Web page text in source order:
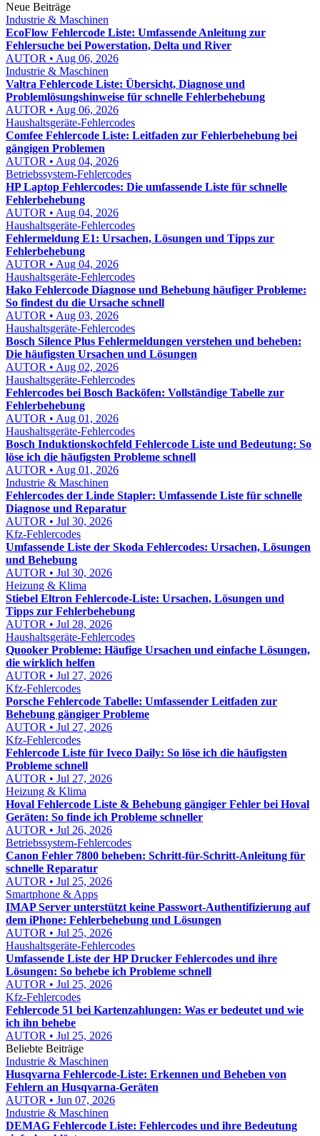
Neue Beiträge
Industrie & Maschinen
EcoFlow Fehlercode Liste: Umfassende Anleitung zur
Fehlersuche bei Powerstation, Delta und River
AUTOR • Aug 06, 2026
Industrie & Maschinen
Valtra Fehlercode Liste: Übersicht, Diagnose und
Problemlösungshinweise für schnelle Fehlerbehebung
AUTOR • Aug 06, 2026
Haushaltsgeräte-Fehlercodes
Comfee Fehlercode Liste: Leitfaden zur Fehlerbehebung bei
gängigen Problemen
AUTOR • Aug 04, 2026
Betriebssystem-Fehlercodes
HP Laptop Fehlercodes: Die umfassende Liste für schnelle
Fehlerbehebung
AUTOR • Aug 04, 2026
Haushaltsgeräte-Fehlercodes
Fehlermeldung E1: Ursachen, Lösungen und Tipps zur
Fehlerbehebung
AUTOR • Aug 04, 2026
Haushaltsgeräte-Fehlercodes
Hako Fehlercode Diagnose und Behebung häufiger Probleme:
So findest du die Ursache schnell
AUTOR • Aug 03, 2026
Haushaltsgeräte-Fehlercodes
Bosch Silence Plus Fehlermeldungen verstehen und beheben:
Die häufigsten Ursachen und Lösungen
AUTOR • Aug 02, 2026
Haushaltsgeräte-Fehlercodes
Fehlercodes bei Bosch Backöfen: Vollständige Tabelle zur
Fehlerbehebung
AUTOR • Aug 01, 2026
Haushaltsgeräte-Fehlercodes
Bosch Induktionskochfeld Fehlercode Liste und Bedeutung: So
löse ich die häufigsten Probleme schnell
AUTOR • Aug 01, 2026
Industrie & Maschinen
Fehlercodes der Linde Stapler: Umfassende Liste für schnelle
Diagnose und Reparatur
AUTOR • Jul 30, 2026
Kfz-Fehlercodes
Umfassende Liste der Skoda Fehlercodes: Ursachen, Lösungen
und Behebung
AUTOR • Jul 30, 2026
Heizung & Klima
Stiebel Eltron Fehlercode-Liste: Ursachen, Lösungen und
Tipps zur Fehlerbehebung
AUTOR • Jul 28, 2026
Haushaltsgeräte-Fehlercodes
Quooker Probleme: Häufige Ursachen und einfache Lösungen,
die wirklich helfen
AUTOR • Jul 27, 2026
Kfz-Fehlercodes
Porsche Fehlercode Tabelle: Umfassender Leitfaden zur
Behebung gängiger Probleme
AUTOR • Jul 27, 2026
Kfz-Fehlercodes
Fehlercode Liste für Iveco Daily: So löse ich die häufigsten
Probleme schnell
AUTOR • Jul 27, 2026
Heizung & Klima
Hoval Fehlercode Liste & Behebung gängiger Fehler bei Hoval
Geräten: So finde ich Probleme schneller
AUTOR • Jul 26, 2026
Betriebssystem-Fehlercodes
Canon Fehler 7800 beheben: Schritt-für-Schritt-Anleitung für
schnelle Reparatur
AUTOR • Jul 25, 2026
Smartphone & Apps
IMAP Server unterstützt keine Passwort-Authentifizierung auf
dem iPhone: Fehlerbehebung und Lösungen
AUTOR • Jul 25, 2026
Haushaltsgeräte-Fehlercodes
Umfassende Liste der HP Drucker Fehlercodes und ihre
Lösungen: So behebe ich Probleme schnell
AUTOR • Jul 25, 2026
Kfz-Fehlercodes
Fehlercode 51 bei Kartenzahlungen: Was er bedeutet und wie
ich ihn behebe
AUTOR • Jul 25, 2026
Beliebte Beiträge
Industrie & Maschinen
Husqvarna Fehlercode-Liste: Erkennen und Beheben von
Fehlern an Husqvarna-Geräten
AUTOR • Jun 07, 2026
Industrie & Maschinen
DEMAG Fehlercode Liste: Fehlercodes und ihre Bedeutung